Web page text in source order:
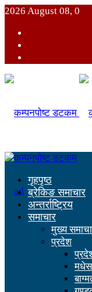
2026 August 08, 0
गृहपृष्ठ
ब्रेकिङ समाचार
अन्तर्राष्ट्रिय
समाचार
मुख्य
प्रदेश